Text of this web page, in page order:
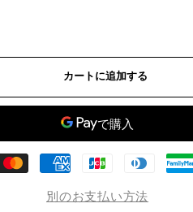
カートに追加する
別のお支払い方法